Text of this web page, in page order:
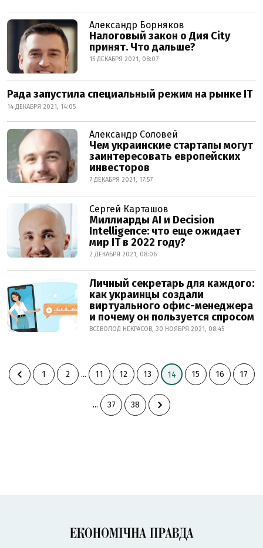
Александр Борняков
Налоговый закон о Дия City
принят. Что дальше?
15 ДЕКАБРЯ 2021, 08:07
Рада запустила специальный режим на рынке IT
14 ДЕКАБРЯ 2021, 14:05
Александр Соловей
Чем украинские стартапы могут
заинтересовать европейских
инвесторов
7 ДЕКАБРЯ 2021, 17:57
Сергей Карташов
Миллиарды AI и Decision
Intelligence: что еще ожидает
мир IT в 2022 году?
2 ДЕКАБРЯ 2021, 08:06
Личный секретарь для каждого:
как украинцы создали
виртуального офис-менеджера
и почему он пользуется спросом
ВСЕВОЛОД НЕКРАСОВ, 30 НОЯБРЯ 2021, 08:45
1 2 ... 11 12 13 14 15 16 17
... 37 38